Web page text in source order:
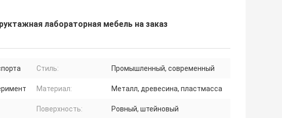
лабораторная мебель на заказ
Стиль: Промышленный, современный
Материал: Металл, древесина, пластмасса
Поверхность: Ровный, штейновый